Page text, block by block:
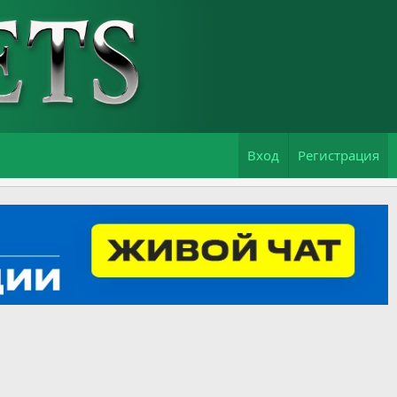
Вход Регистрация